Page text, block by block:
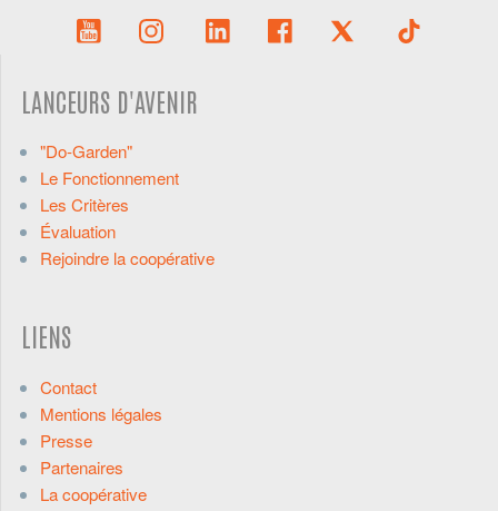
LANCEURS D'AVENIR
"Do-Garden"
Le Fonctionnement
Les Critères
Évaluation
Rejoindre la coopérative
LIENS
Contact
Mentions légales
Presse
Partenaires
La coopérative